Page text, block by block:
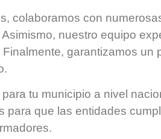
colaboramos con
nuestro equipo
garantizamos un
tu municipio a nivel
para que las entidades